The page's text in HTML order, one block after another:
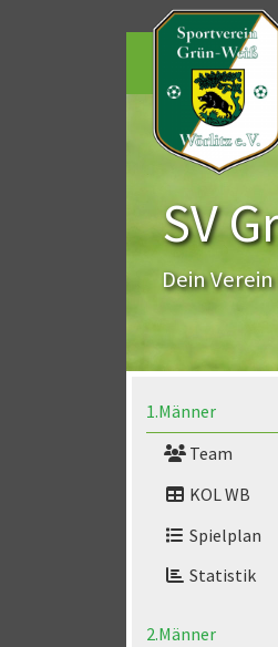
SV
Dein
1.Männer
Team
KOL WB
Spielplan
Statistik
2.Männer